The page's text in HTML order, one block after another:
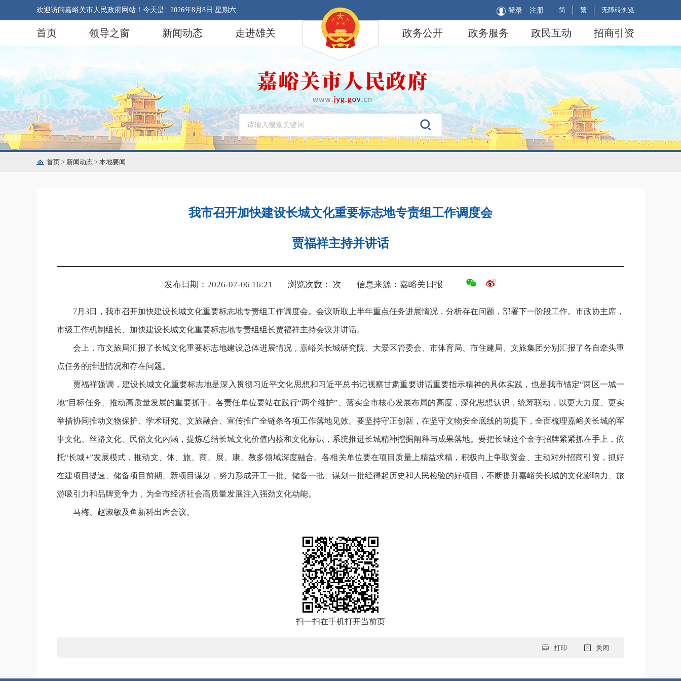
欢迎访问嘉峪关市人民政府网站！今天是: 2026年8月8日 星期六 简 繁 无障碍浏览
登录 注册
首页 领导之窗 新闻动态 走进雄关 政务公开 政务服务 政民互动 招商引资
首页 > 新闻动态 > 本地要闻
我市召开加快建设长城文化重要标志地专责组工作调度会
贾福祥主持并讲话
发布日期：2026-07-06 16:21 浏览次数： 次 信息来源：嘉峪关日报
7月3日，我市召开加快建设长城文化重要标志地专责组工作调度会。会议听取上半年重点任务进展情况，分析存在问题，部署下一阶段工作。市政协主席，
市级工作机制组长、加快建设长城文化重要标志地专责组组长贾福祥主持会议并讲话。
会上，市文旅局汇报了长城文化重要标志地建设总体进展情况，嘉峪关长城研究院、大景区管委会、市体育局、市住建局、文旅集团分别汇报了各自牵头重
点任务的推进情况和存在问题。
贾福祥强调，建设长城文化重要标志地是深入贯彻习近平文化思想和习近平总书记视察甘肃重要讲话重要指示精神的具体实践，也是我市锚定“两区一城一
地”目标任务、推动高质量发展的重要抓手。各责任单位要站在践行“两个维护”、落实全市核心发展布局的高度，深化思想认识，统筹联动，以更大力度、更实
举措协同推动文物保护、学术研究、文旅融合、宣传推广全链条各项工作落地见效。要坚持守正创新，在坚守文物安全底线的前提下，全面梳理嘉峪关长城的军
事文化、丝路文化、民俗文化内涵，提炼总结长城文化价值内核和文化标识，系统推进长城精神挖掘阐释与成果落地。要把长城这个金字招牌紧紧抓在手上，依
托“长城+”发展模式，推动文、体、旅、商、展、康、教多领域深度融合。各相关单位要在项目质量上精益求精，积极向上争取资金、主动对外招商引资，抓好
在建项目提速、储备项目前期、新项目谋划，努力形成开工一批、储备一批、谋划一批经得起历史和人民检验的好项目，不断提升嘉峪关长城的文化影响力、旅
游吸引力和品牌竞争力，为全市经济社会高质量发展注入强劲文化动能。
马梅、赵淑敏及鱼新科出席会议。
扫一扫在手机打开当前页
打印 关闭